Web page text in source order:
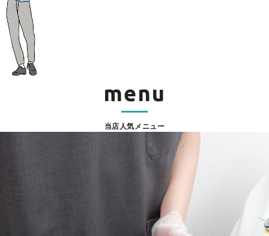
menu
当店人気メニュー